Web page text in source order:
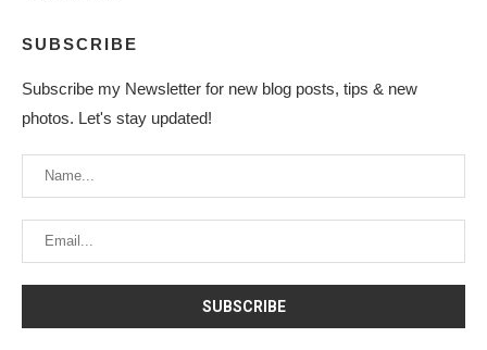
SUBSCRIBE
Subscribe my Newsletter for new blog posts, tips & new
photos. Let's stay updated!